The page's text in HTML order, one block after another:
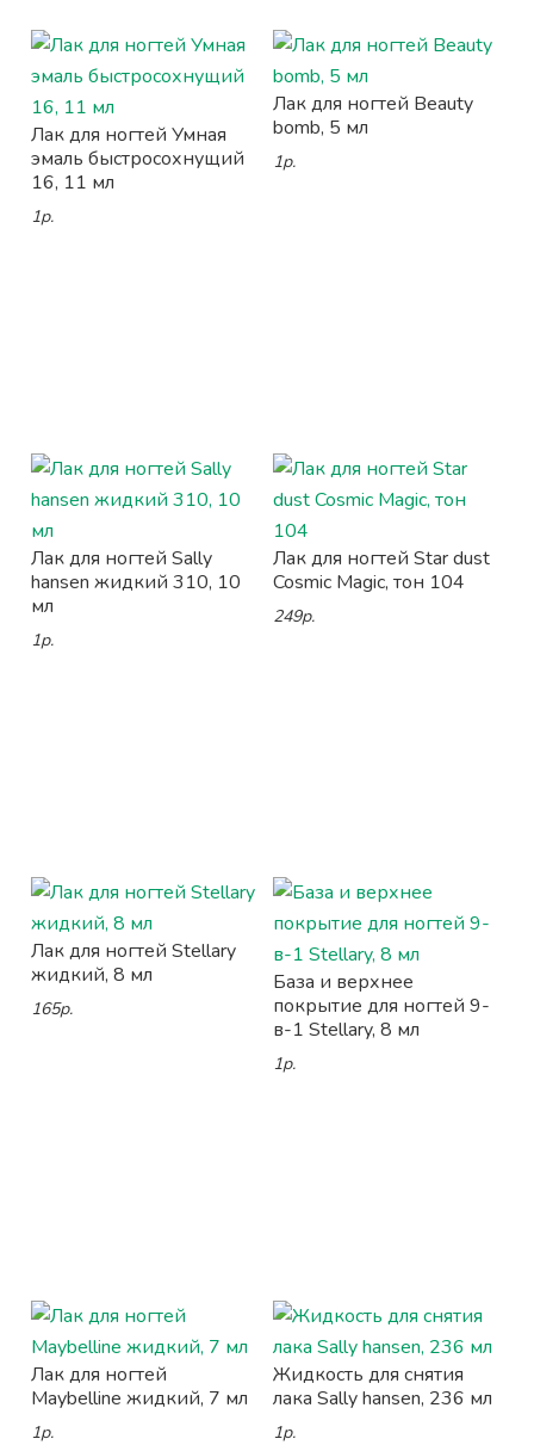
Лак для ногтей Умная
эмаль быстросохнущий
16, 11 мл
1р.
Лак для ногтей Beauty
bomb, 5 мл
1р.
Лак для ногтей Sally
hansen жидкий 310, 10
мл
1р.
Лак для ногтей Star dust
Cosmic Magic, тон 104
249р.
Лак для ногтей Stellary
жидкий, 8 мл
165р.
База и верхнее
покрытие для ногтей 9-
в-1 Stellary, 8 мл
1р.
Лак для ногтей
Maybelline жидкий, 7 мл
1р.
Жидкость для снятия
лака Sally hansen, 236 мл
1р.